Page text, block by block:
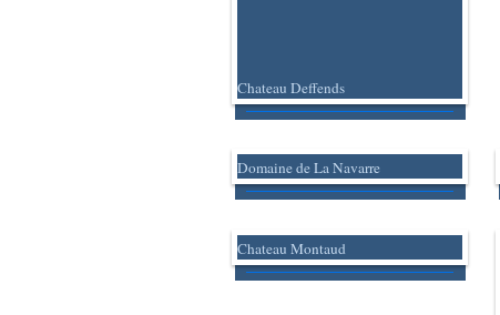
Chateau Deffends
Domaine de La Navarre
Chateau Montaud